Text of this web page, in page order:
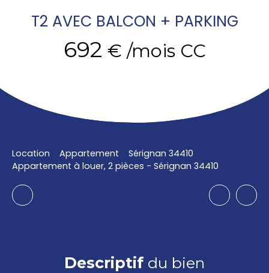
T2 AVEC BALCON + PARKING
692 € /mois CC
Location Appartement
Sérignan 34410
Appartement à louer, 2 pièces - Sérignan 34410
Descriptifdu bien